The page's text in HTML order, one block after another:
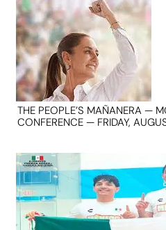
THE PEOPLE’S MAÑANERA —
CONFERENCE — FRIDAY,